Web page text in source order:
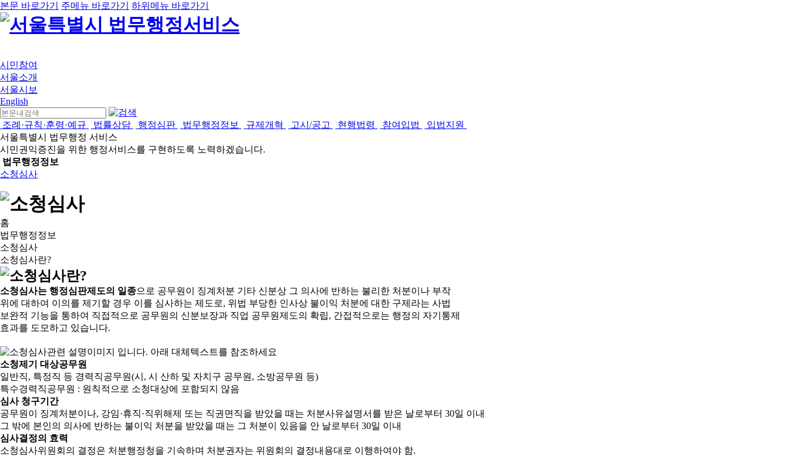
본문 바로가기 주메뉴 바로가기 하위메뉴 바로가기
시민참여
서울소개
서울시보
English
조례·규칙·훈령·예규 법률상담 행정심판 법무행정정보 규제개혁 고시/공고 현행법령 참여입법
입법지원
서울특별시 법무행정 서비스
시민권익증진을 위한 행정서비스를 구현하도록 노력하겠습니다.
법무행정정보
소청심사
홈
법무행정정보
소청심사
소청심사란?
소청심사는 행정심판제도의 일종으로 공무원이 징계처분 기타 신분상 그 의사에 반하는 불리한 처분이나 부작
위에 대하여 이의를 제기할 경우 이를 심사하는 제도로, 위법 부당한 인사상 불이익 처분에 대한 구제라는 사법
보완적 기능을 통하여 직접적으로 공무원의 신분보장과 직업 공무원제도의 확립, 간접적으로는 행정의 자기통제
효과를 도모하고 있습니다.
소청제기 대상공무원
일반직, 특정직 등 경력직공무원(시, 시 산하 및 자치구 공무원, 소방공무원 등)
특수경력직공무원 : 원칙적으로 소청대상에 포함되지 않음
심사 청구기간
공무원이 징계처분이나, 강임·휴직·직위해제 또는 직권면직을 받았을 때는 처분사유설명서를 받은 날로부터 30일 이내
그 밖에 본인의 의사에 반하는 불이익 처분을 받았을 때는 그 처분이 있음을 안 날로부터 30일 이내
심사결정의 효력
소청심사위원회의 결정은 처분행정청을 기속하며 처분권자는 위원회의 결정내용대로 이행하여야 함.